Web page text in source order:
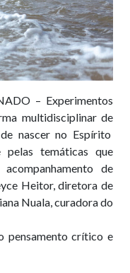
– Experimentos
multidisciplinar de
nascer no Espírito
pelas temáticas que
de
Heitor, diretora de
Nuala, curadora do
pensamento crítico e